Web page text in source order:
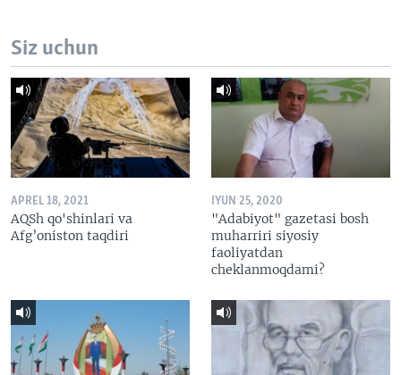
Siz uchun
APREL 18, 2021
AQSh qo'shinlari va
Afg’oniston taqdiri
IYUN 25, 2020
"Adabiyot" gazetasi bosh
muharriri siyosiy
faoliyatdan
cheklanmoqdami?